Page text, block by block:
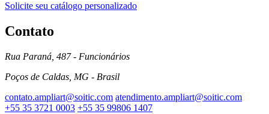
Solicite seu catálogo personalizado
Contato
Rua Paraná, 487 - Funcionários
Poços de Caldas, MG - Brasil
contato.ampliart@soitic.com atendimento.ampliart@soitic.com
+55 35 3721 0003 +55 35 99806 1407